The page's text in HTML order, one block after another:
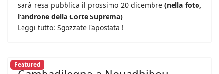
sarà resa pubblica il prossimo 20 dicembre(nella foto,
l'androne della Corte Suprema)
Leggi tutto: Sgozzate l'apostata !
Featured